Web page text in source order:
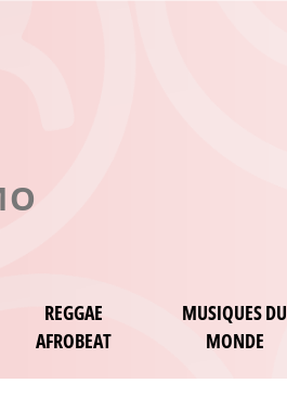
REGGAE
AFROBEAT
MUSIQUES DU
MONDE